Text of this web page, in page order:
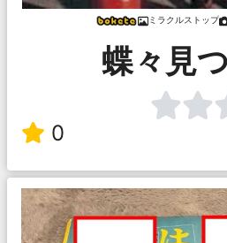
ミラクルストップ
蝶々見
0